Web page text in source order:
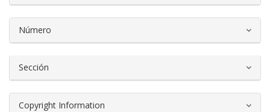
Número
Sección
Copyright Information